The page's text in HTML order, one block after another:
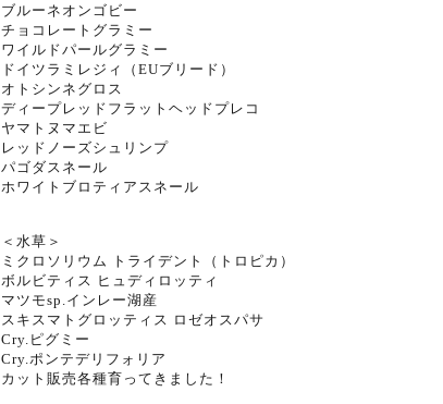
ブルーネオンゴビー
チョコレートグラミー
ワイルドパールグラミー
ドイツラミレジィ（EUブリード）
オトシンネグロス
ディープレッドフラットヘッドプレコ
ヤマトヌマエビ
レッドノーズシュリンプ
パゴダスネール
ホワイトブロティアスネール
＜水草＞
ミクロソリウム トライデント（トロピカ）
ボルビティス ヒュディロッティ
マツモsp.インレー湖産
スキスマトグロッティス ロゼオスパサ
Cry.ピグミー
Cry.ポンテデリフォリア
カット販売各種育ってきました！